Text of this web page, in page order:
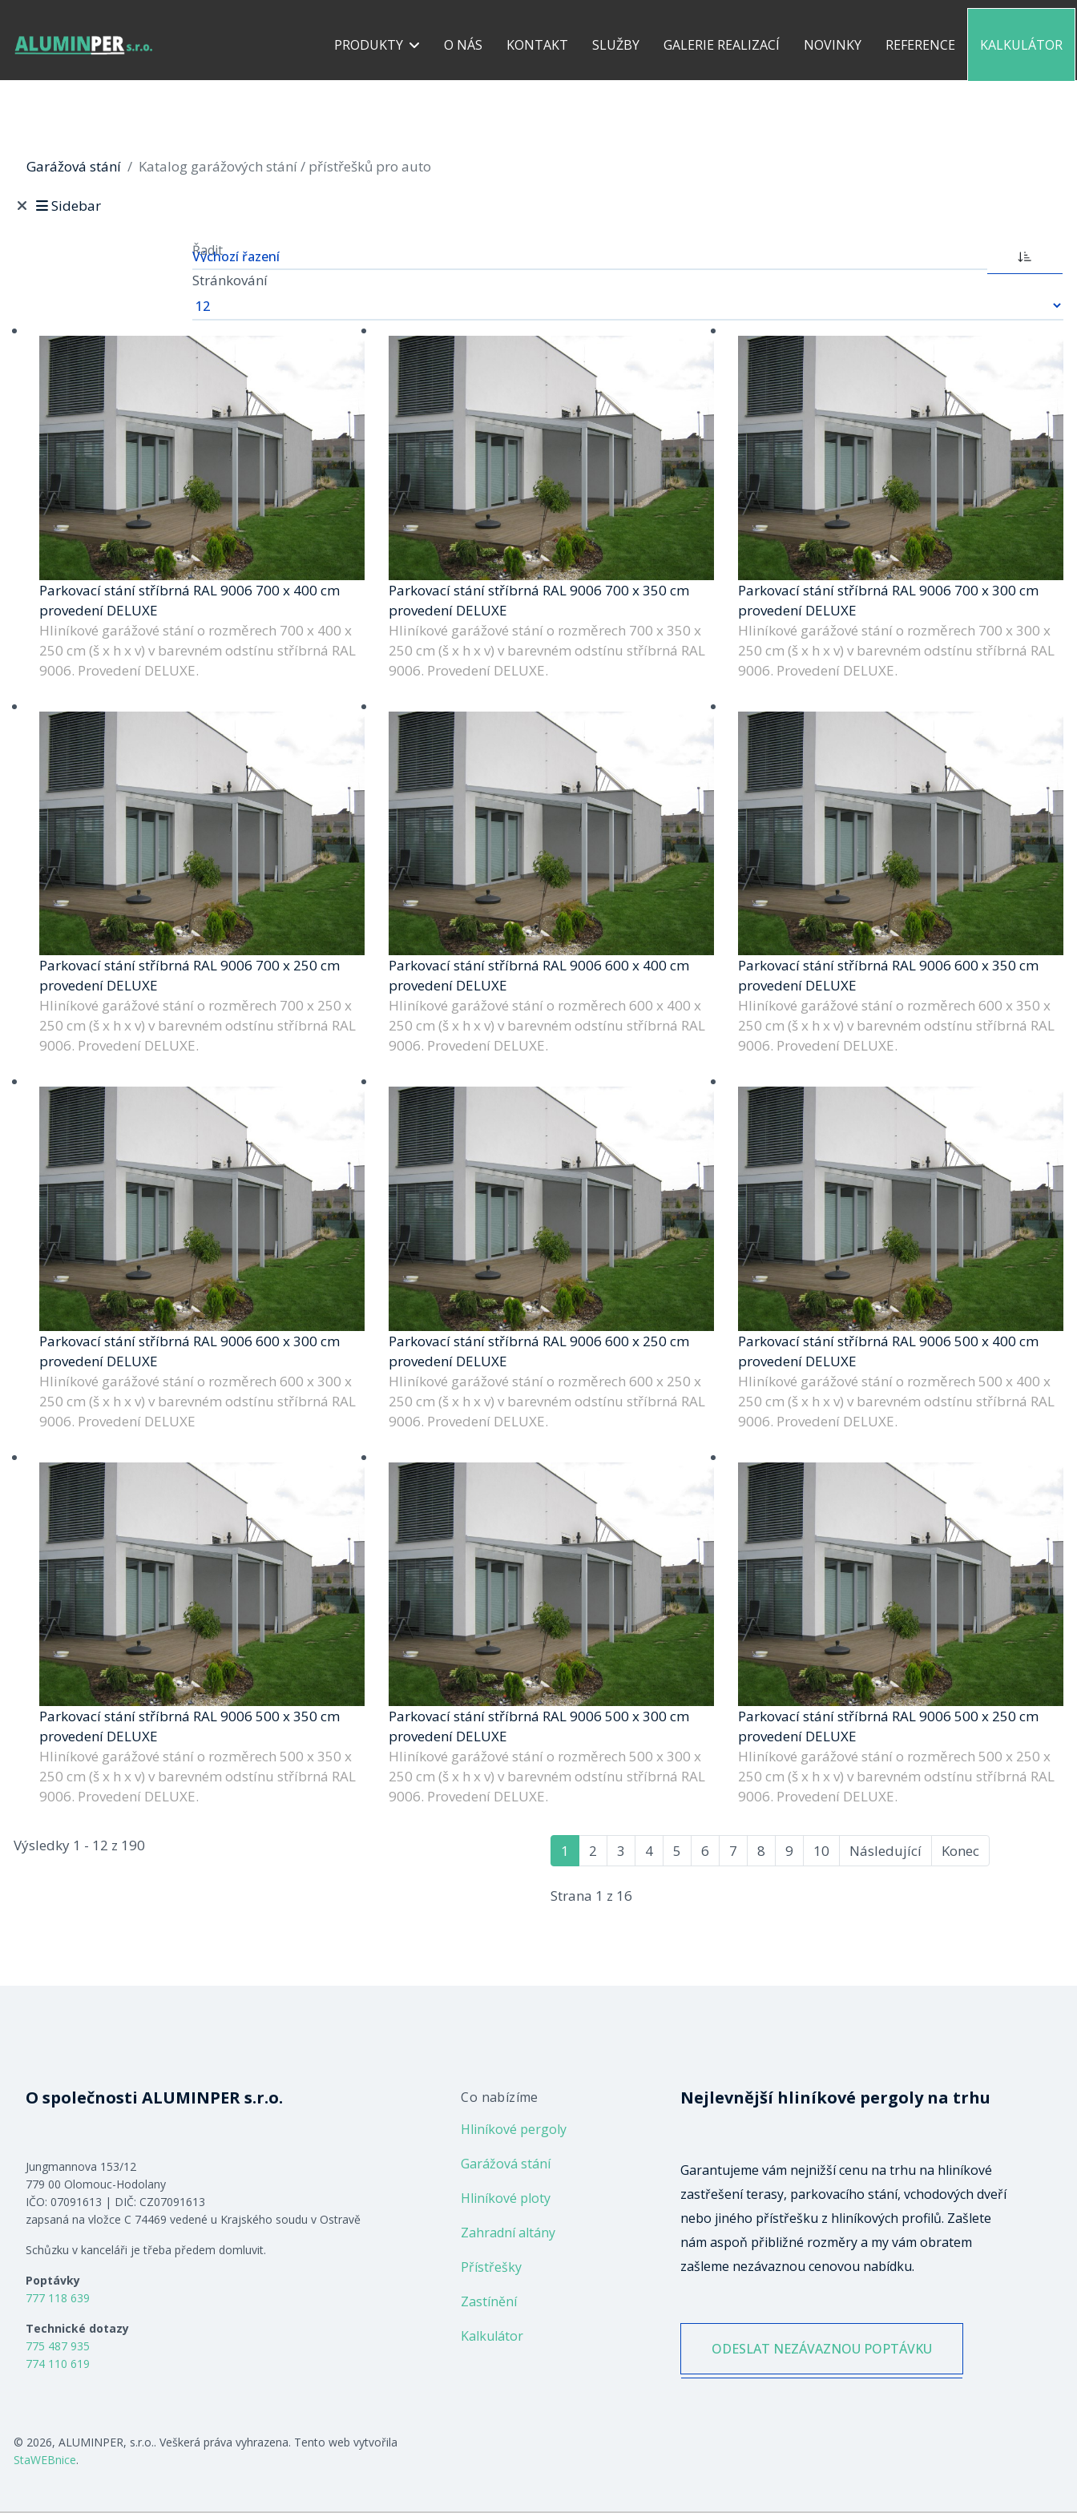
PRODUKTY O NÁS KONTAKT SLUŽBY GALERIE REALIZACÍ NOVINKY REFERENCE KALKULÁTOR
Garážová stání Katalog garážových stání / přístřešků pro auto
Sidebar
Řadit
Stránkování
Parkovací stání stříbrná RAL 9006 700 x 400 cm
provedení DELUXE
Hliníkové garážové stání o rozměrech 700 x 400 x
250 cm (š x h x v) v barevném odstínu stříbrná RAL
9006. Provedení DELUXE.
Parkovací stání stříbrná RAL 9006 700 x 350 cm
provedení DELUXE
Hliníkové garážové stání o rozměrech 700 x 350 x
250 cm (š x h x v) v barevném odstínu stříbrná RAL
9006. Provedení DELUXE.
Parkovací stání stříbrná RAL 9006 700 x 300 cm
provedení DELUXE
Hliníkové garážové stání o rozměrech 700 x 300 x
250 cm (š x h x v) v barevném odstínu stříbrná RAL
9006. Provedení DELUXE.
Parkovací stání stříbrná RAL 9006 700 x 250 cm
provedení DELUXE
Hliníkové garážové stání o rozměrech 700 x 250 x
250 cm (š x h x v) v barevném odstínu stříbrná RAL
9006. Provedení DELUXE.
Parkovací stání stříbrná RAL 9006 600 x 400 cm
provedení DELUXE
Hliníkové garážové stání o rozměrech 600 x 400 x
250 cm (š x h x v) v barevném odstínu stříbrná RAL
9006. Provedení DELUXE.
Parkovací stání stříbrná RAL 9006 600 x 350 cm
provedení DELUXE
Hliníkové garážové stání o rozměrech 600 x 350 x
250 cm (š x h x v) v barevném odstínu stříbrná RAL
9006. Provedení DELUXE.
Parkovací stání stříbrná RAL 9006 600 x 300 cm
provedení DELUXE
Hliníkové garážové stání o rozměrech 600 x 300 x
250 cm (š x h x v) v barevném odstínu stříbrná RAL
9006. Provedení DELUXE
Parkovací stání stříbrná RAL 9006 600 x 250 cm
provedení DELUXE
Hliníkové garážové stání o rozměrech 600 x 250 x
250 cm (š x h x v) v barevném odstínu stříbrná RAL
9006. Provedení DELUXE.
Parkovací stání stříbrná RAL 9006 500 x 400 cm
provedení DELUXE
Hliníkové garážové stání o rozměrech 500 x 400 x
250 cm (š x h x v) v barevném odstínu stříbrná RAL
9006. Provedení DELUXE.
Parkovací stání stříbrná RAL 9006 500 x 350 cm
provedení DELUXE
Hliníkové garážové stání o rozměrech 500 x 350 x
250 cm (š x h x v) v barevném odstínu stříbrná RAL
9006. Provedení DELUXE.
Parkovací stání stříbrná RAL 9006 500 x 300 cm
provedení DELUXE
Hliníkové garážové stání o rozměrech 500 x 300 x
250 cm (š x h x v) v barevném odstínu stříbrná RAL
9006. Provedení DELUXE.
Parkovací stání stříbrná RAL 9006 500 x 250 cm
provedení DELUXE
Hliníkové garážové stání o rozměrech 500 x 250 x
250 cm (š x h x v) v barevném odstínu stříbrná RAL
9006. Provedení DELUXE.
Výsledky 1 - 12 z 190 1 2 3 4 5 6 7 8 9 10 Následující Konec
Strana 1 z 16
O společnosti ALUMINPER s.r.o.
Jungmannova 153/12
779 00 Olomouc-Hodolany
IČO: 07091613 | DIČ: CZ07091613
zapsaná na vložce C 74469 vedené u Krajského soudu v Ostravě
Schůzku v kanceláři je třeba předem domluvit.
Poptávky
777 118 639
Technické dotazy
775 487 935
774 110 619
© 2026, ALUMINPER, s.r.o.. Veškerá práva vyhrazena. Tento web vytvořila
StaWEBnice.
Co nabízíme
Hliníkové pergoly
Garážová stání
Hliníkové ploty
Zahradní altány
Přístřešky
Zastínění
Kalkulátor
Nejlevnější hliníkové pergoly na trhu
Garantujeme vám nejnižší cenu na trhu na hliníkové
zastřešení terasy, parkovacího stání, vchodových dveří
nebo jiného přístřešku z hliníkových profilů. Zašlete
nám aspoň přibližné rozměry a my vám obratem
zašleme nezávaznou cenovou nabídku.
ODESLAT NEZÁVAZNOU POPTÁVKU